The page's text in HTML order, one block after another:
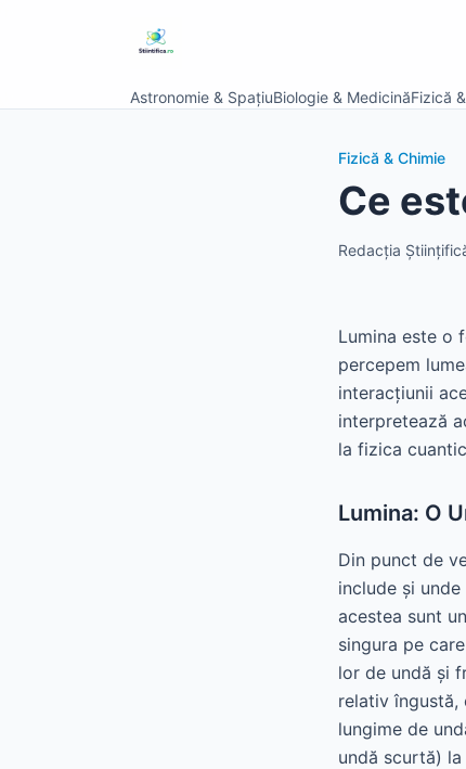
Astronomie & SpațiuBiologie & MedicinăFizică
Fizică & Chimie
Ce
Redacția
Lumina este o
percepem
interacțiunii
interpretează
la fizica
Lumina: O
Din punct de
include și
acestea sunt
singura pe
lor de undă și
relativ îngustă,
lungime de
undă scurtă)